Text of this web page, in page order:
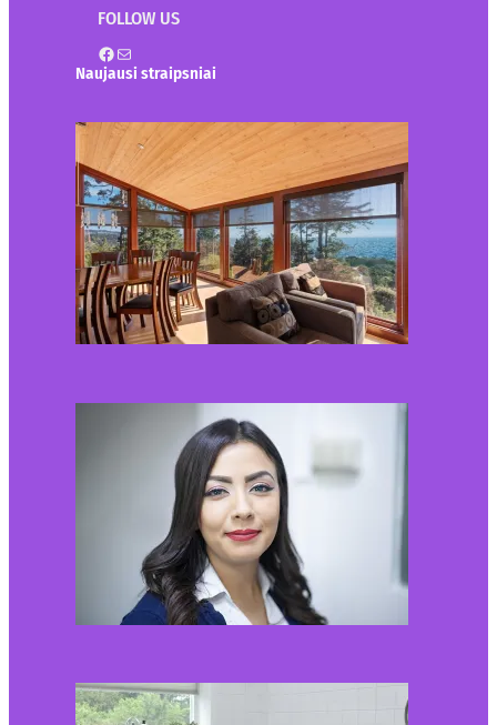
FOLLOW US
Facebook Mail
Naujausi straipsniai
Kur nusipirkti medines
žaliuzes Klaipėdoje?
2026-08-01
Kaip miegamojo
atmosfera veikia odos
senėjimą?
2026-06-01